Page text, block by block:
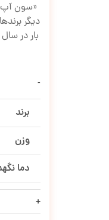
دیگر
برند
وزن
دما